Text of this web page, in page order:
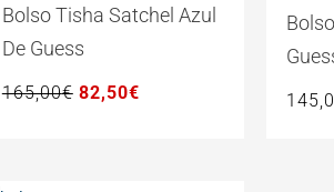
Bolso Tisha Satchel Azul
De Guess
165,00€
original
era:
165,00€.
82,50€
actual
82,50€.